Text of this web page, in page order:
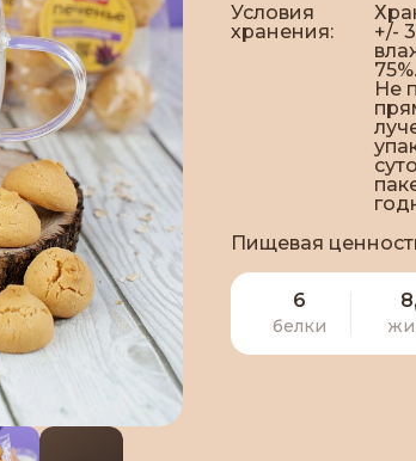
Условия
хранения:
+/-
75%.
Не
Пищевая
6
белки